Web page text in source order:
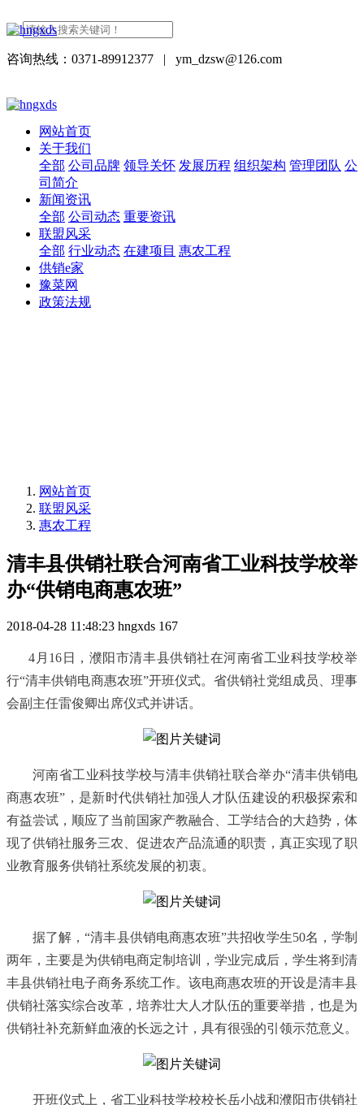
咨询热线：0371-89912377 | ym_dzsw@126.com
网站首页
关于我们
全部 公司品牌 领导关怀 发展历程 组织架构 管理团队 公
司简介
新闻资讯
全部 公司动态 重要资讯
联盟风采
全部 行业动态 在建项目 惠农工程
供销e家
豫菜网
政策法规
网站首页
联盟风采
惠农工程
清丰县供销社联合河南省工业科技学校举
办“供销电商惠农班”
2018-04-28 11:48:23 hngxds 167
4 月 16 日，濮阳市清丰县供销社在河南省工业科技学校举
行“清丰供销电商惠农班”开班仪式。省供销社党组成员、理事
会副主任雷俊卿出席仪式并讲话。
河南省工业科技学校与清丰供销社联合举办“清丰供销电
商惠农班” ，是新时代供销社加强人才队伍建设的积极探索和
有益尝试，顺应了当前国家产教融合、工学结合的大趋势，体
现了供销社服务三农、促进农产品流通的职责，真正实现了职
业教育服务供销社系统发展的初衷。
据了解，“清丰县供销电商惠农班”共招收学生50名，学制
两年，主要是为供销电商定制培训，学业完成后，学生将到清
丰县供销社电子商务系统工作。该电商惠农班的开设是清丰县
供销社落实综合改革，培养壮大人才队伍的重要举措，也是为
供销社补充新鲜血液的长远之计，具有很强的引领示范意义。
开班仪式上，省工业科技学校校长岳小战和濮阳市供销社